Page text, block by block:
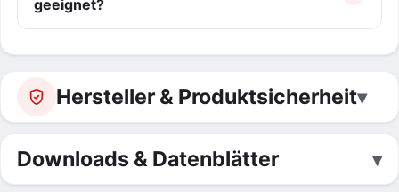
geeignet?
Hersteller & Produktsicherheit
Downloads & Datenblätter